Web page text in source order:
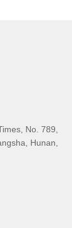
No. 789,
Hunan,